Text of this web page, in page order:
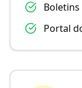
Portal